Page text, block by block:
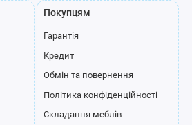
Покупцям
Гарантія
Кредит
Обмін та повернення
Політика конфіденційності
Складання меблів